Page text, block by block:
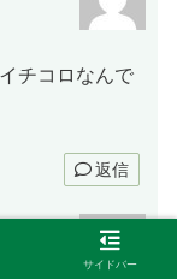
チコロなんで
返信
サイドバー